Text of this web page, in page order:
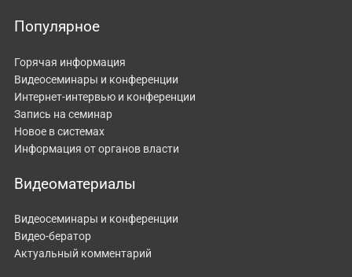
Популярное
Горячая информация
Видеосеминары и конференции
Интернет-интервью и конференции
Запись на семинар
Новое в системах
Информация от органов власти
Видеоматериалы
Видеосеминары и конференции
Видео-бератор
Актуальный комментарий